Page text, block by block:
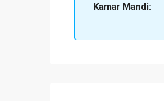
Kamar Mandi: